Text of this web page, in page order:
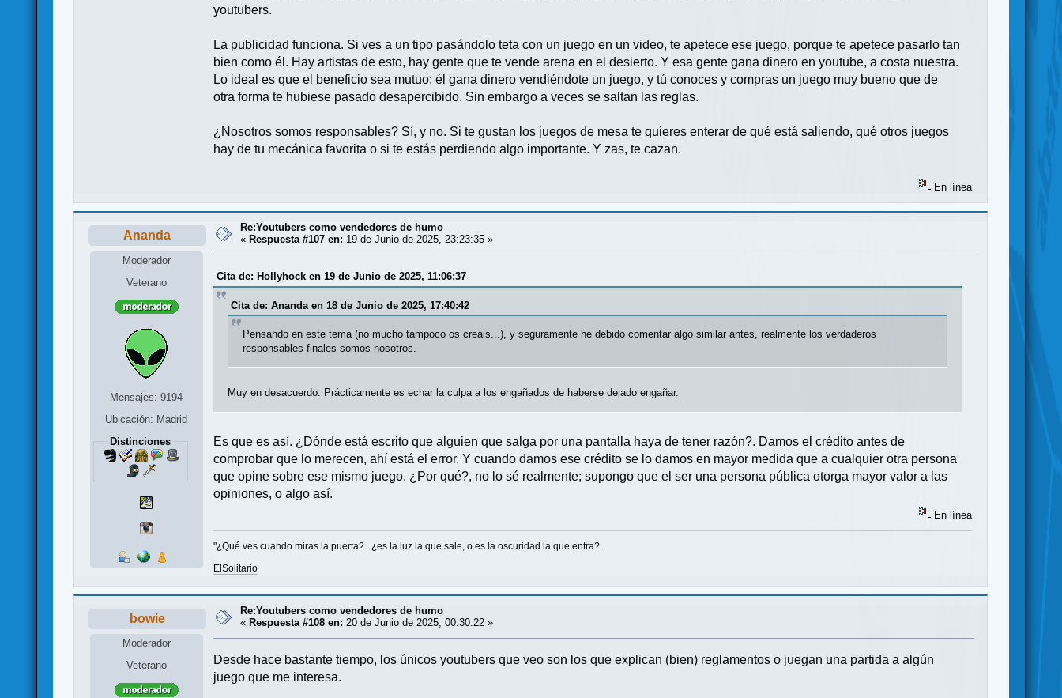
youtubers.
La publicidad funciona. Si ves a un tipo pasándolo teta con un juego en un video, te apetece ese juego, porque te apetece pasarlo tan
bien como él. Hay artistas de esto, hay gente que te vende arena en el desierto. Y esa gente gana dinero en youtube, a costa nuestra.
Lo ideal es que el beneficio sea mutuo: él gana dinero vendiéndote un juego, y tú conoces y compras un juego muy bueno que de
otra forma te hubiese pasado desapercibido. Sin embargo a veces se saltan las reglas.
¿Nosotros somos responsables? Sí, y no. Si te gustan los juegos de mesa te quieres enterar de qué está saliendo, qué otros juegos
hay de tu mecánica favorita o si te estás perdiendo algo importante. Y zas, te cazan.
En línea
Ananda
Moderador
Veterano
Mensajes: 9194
Ubicación: Madrid
Distinciones
Re:Youtubers como vendedores de humo
« Respuesta #107 en: 19 de Junio de 2025, 23:23:35 »
Cita de: Hollyhock en 19 de Junio de 2025, 11:06:37
Cita de: Ananda en 18 de Junio de 2025, 17:40:42
Pensando en este tema (no mucho tampoco os creáis...), y seguramente he debido comentar algo similar antes, realmente los verdaderos
responsables finales somos nosotros.
Muy en desacuerdo. Prácticamente es echar la culpa a los engañados de haberse dejado engañar.
Es que es así. ¿Dónde está escrito que alguien que salga por una pantalla haya de tener razón?. Damos el crédito antes de
comprobar que lo merecen, ahí está el error. Y cuando damos ese crédito se lo damos en mayor medida que a cualquier otra persona
que opine sobre ese mismo juego. ¿Por qué?, no lo sé realmente; supongo que el ser una persona pública otorga mayor valor a las
opiniones, o algo así.
En línea
"¿Qué ves cuando miras la puerta?...¿es la luz la que sale, o es la oscuridad la que entra?...
ElSolitario
bowie
Moderador
Veterano
Re:Youtubers como vendedores de humo
« Respuesta #108 en: 20 de Junio de 2025, 00:30:22 »
Desde hace bastante tiempo, los únicos youtubers que veo son los que explican (bien) reglamentos o juegan una partida a algún
juego que me interesa.